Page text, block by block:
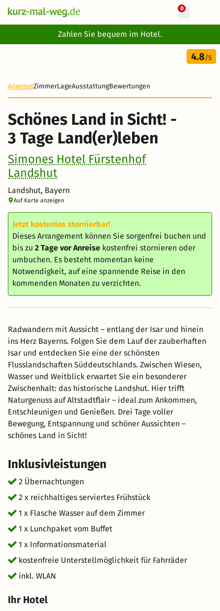
0
Zahlen Sie bequem im Hotel.
3 Tage
135 €
4.8/5
AngebotZimmerLageAusstattungBewertungen
Schönes Land in Sicht! -
3 Tage Land(er)leben
Simones Hotel Fürstenhof
Landshut
Landshut, Bayern
Auf Karte anzeigen
Jetzt kostenlos stornierbar!
Dieses Arrangement können Sie sorgenfrei buchen und
bis zu 2 Tage vor Anreise kostenfrei stornieren oder
umbuchen. Es besteht momentan keine
Notwendigkeit, auf eine spannende Reise in den
kommenden Monaten zu verzichten.
Radwandern mit Aussicht – entlang der Isar und hinein
ins Herz Bayerns. Folgen Sie dem Lauf der zauberhaften
Isar und entdecken Sie eine der schönsten
Flusslandschaften Süddeutschlands. Zwischen Wiesen,
Wasser und Weitblick erwartet Sie ein besonderer
Zwischenhalt: das historische Landshut. Hier trifft
Naturgenuss auf Altstadtflair – ideal zum Ankommen,
Entschleunigen und Genießen. Drei Tage voller
Bewegung, Entspannung und schöner Aussichten –
schönes Land in Sicht!
Inklusivleistungen
2 Übernachtungen
2 x reichhaltiges serviertes Frühstück
1 x Flasche Wasser auf dem Zimmer
1 x Lunchpaket vom Buffet
1 x Informationsmaterial
kostenfreie Unterstellmöglichkeit für Fahrräder
inkl. WLAN
Ihr Hotel